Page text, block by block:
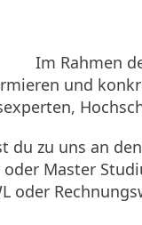
Im Rahmen
und
du zu uns an
oder Master
oder